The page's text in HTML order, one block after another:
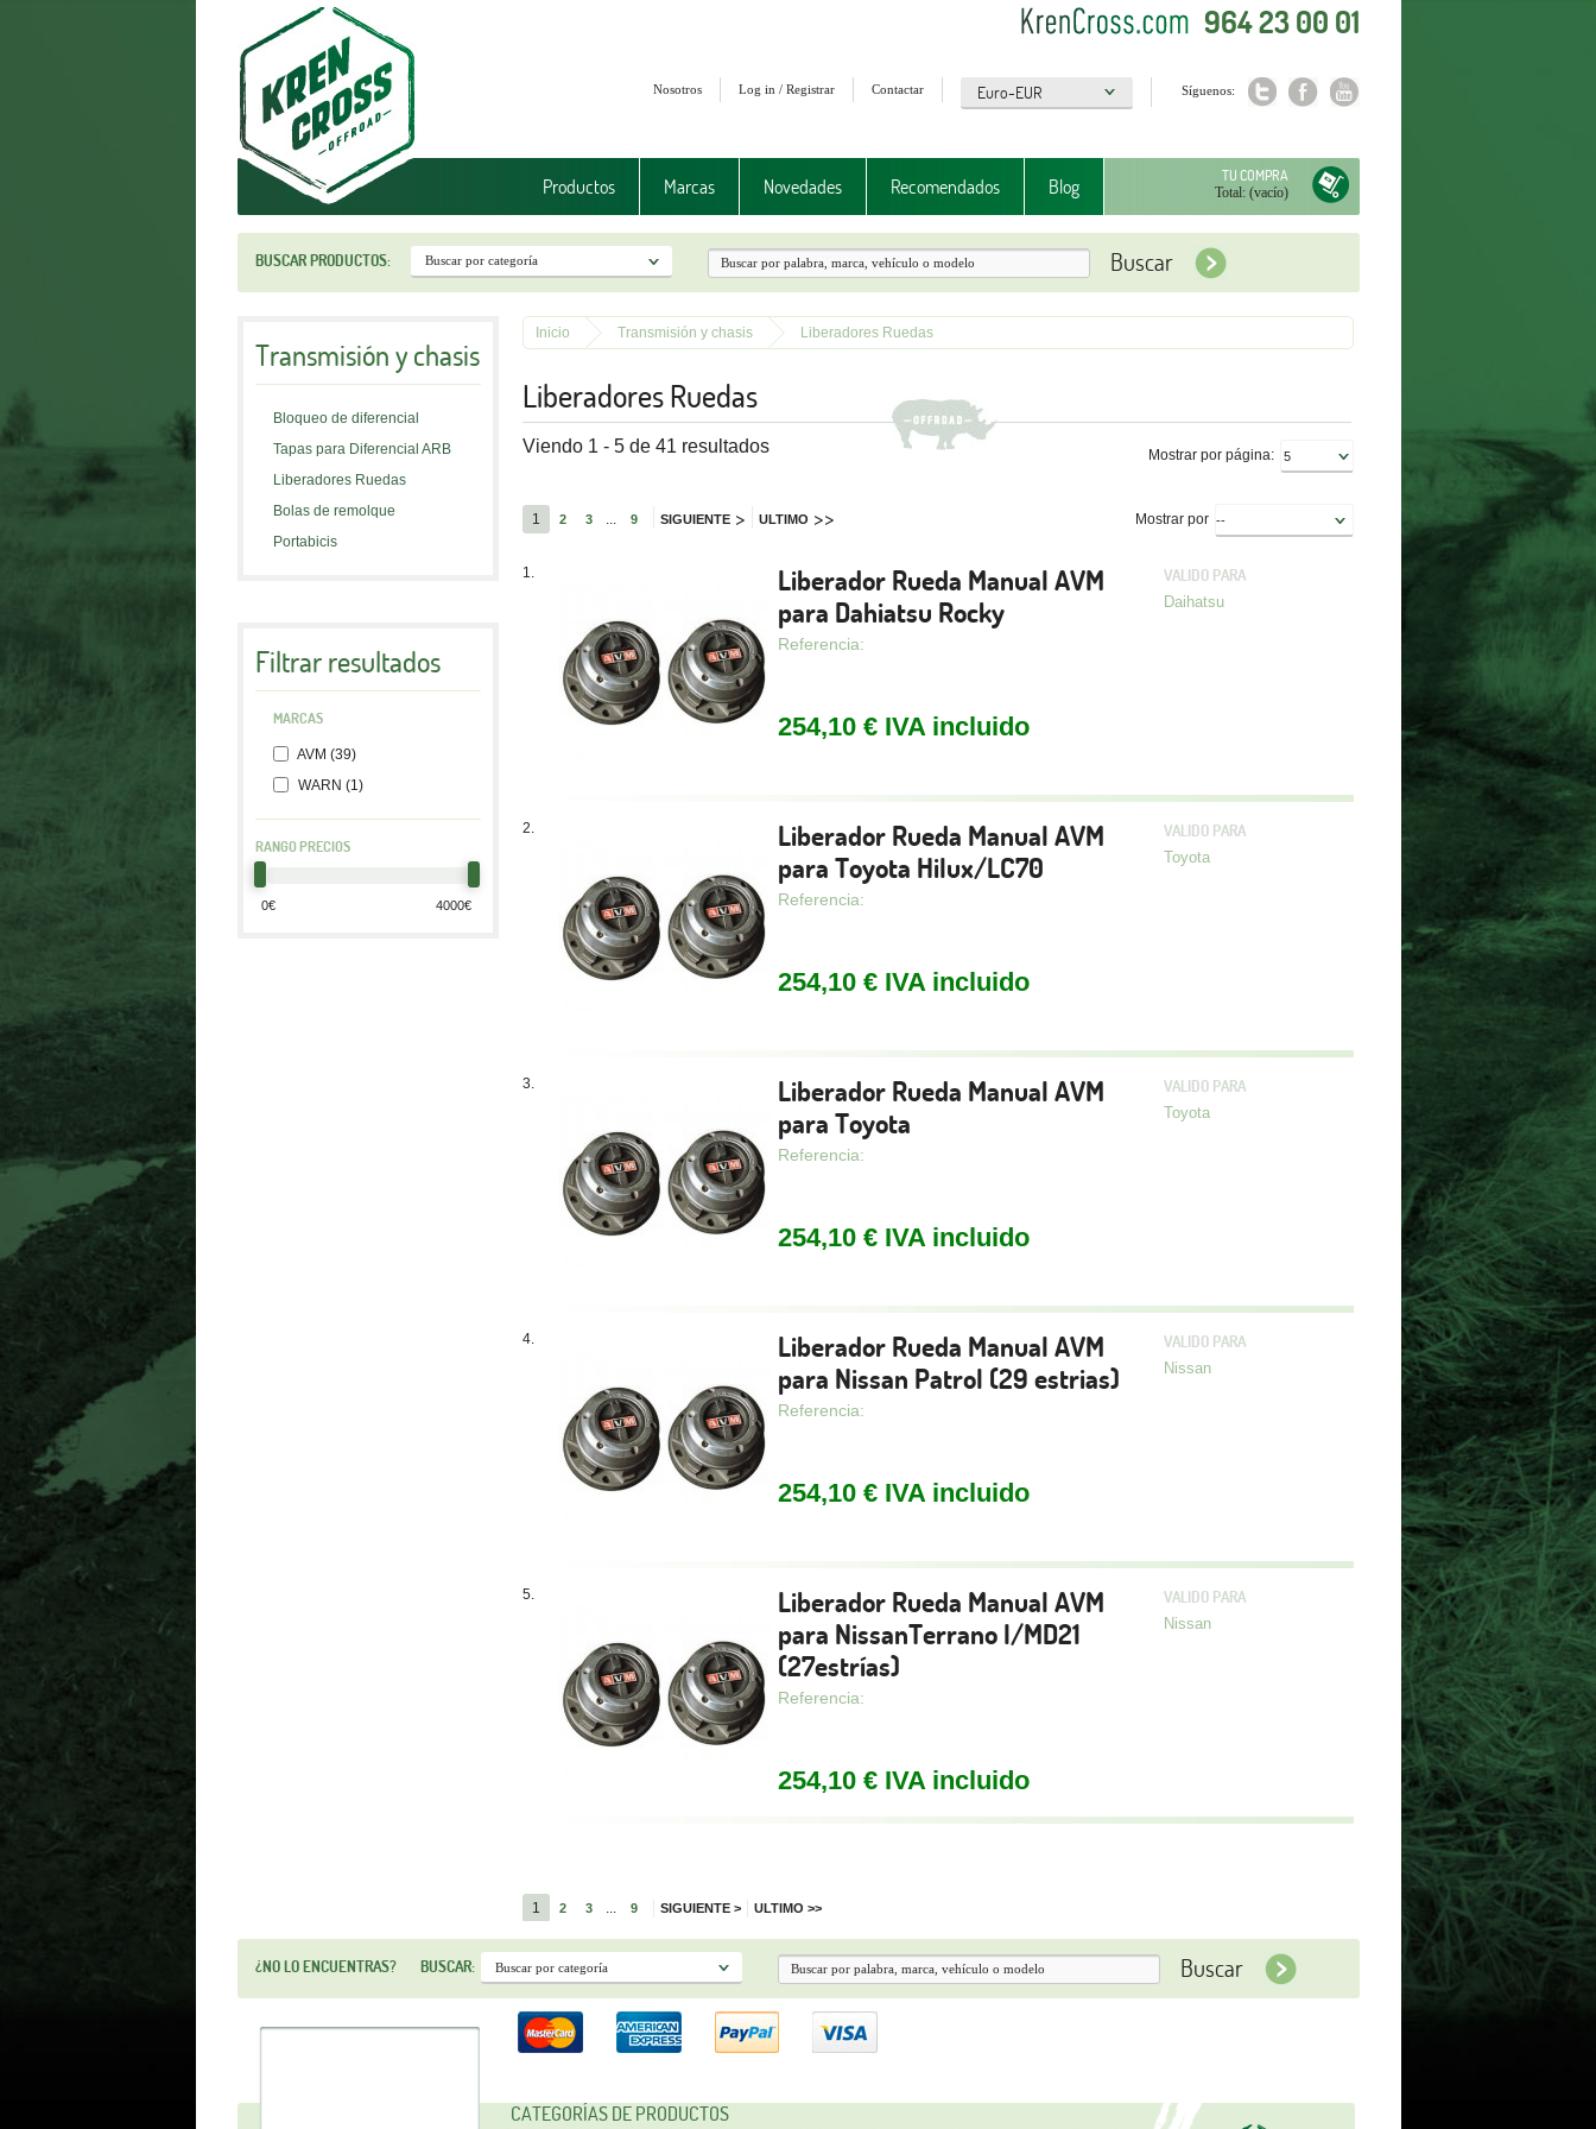
964 23 00 01
Síguenos:
Contactar
Log in / Registrar
Nosotros
TU COMPRA
Total: (vacío)
Productos Marcas Novedades Recomendados Blog
BUSCAR PRODUCTOS:
Transmisión y chasis
Bloqueo de diferencial
Tapas para Diferencial ARB
Liberadores Ruedas
Bolas de remolque
Portabicis
Filtrar resultados
MARCAS
AVM (39)
WARN (1)
RANGO PRECIOS
Inicio Transmisión y chasis Liberadores Ruedas
Liberadores Ruedas
Viendo 1 - 5 de 41 resultados Mostrar por página:
1 2 3 ... 9 SIGUIENTE> ULTIMO >> Mostrar por
1.
Liberador Rueda Manual AVM
para Dahiatsu Rocky
Referencia:
254,10 € IVA incluido
VALIDO PARA
Daihatsu
2.
Liberador Rueda Manual AVM
para Toyota Hilux/LC70
Referencia:
254,10 € IVA incluido
VALIDO PARA
Toyota
3.
Liberador Rueda Manual AVM
para Toyota
Referencia:
254,10 € IVA incluido
VALIDO PARA
Toyota
4.
Liberador Rueda Manual AVM
para Nissan Patrol (29 estrias)
Referencia:
254,10 € IVA incluido
VALIDO PARA
Nissan
5.
Liberador Rueda Manual AVM
para NissanTerrano I/MD21
(27estrías)
Referencia:
254,10 € IVA incluido
VALIDO PARA
Nissan
1 2 3 9 SIGUIENTE> ULTIMO >>
¿NO LO ENCUENTRAS? BUSCAR:
CATEGORÍAS DE PRODUCTOS